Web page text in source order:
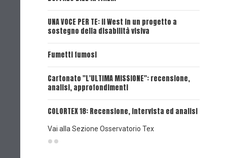
UNA VOCE PER TE: il West in un progetto a
sostegno della disabilità visiva
Fumetti fumosi
Cartonato "L'ULTIMA MISSIONE": recensione,
analisi, approfondimenti
COLORTEX 18: Recensione, intervista ed analisi
Vai alla Sezione Osservatorio Tex